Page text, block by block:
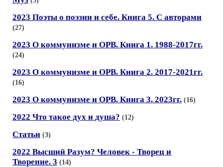
2023 Поэты о поэзии и себе. Книга 5. С авторами
(27)
2023 О коммунизме и ОРВ. Книга 1. 1988-2017гг.
(24)
2023 О коммунизме и ОРВ. Книга 2. 2017-2021гг.
(16)
2023 О коммунизме и ОРВ. Книга 3. 2023гг. (16)
2022 Что такое дух и душа? (12)
Статьи (3)
2022 Высший Разум? Человек - Творец и
Творение. 3 (14)